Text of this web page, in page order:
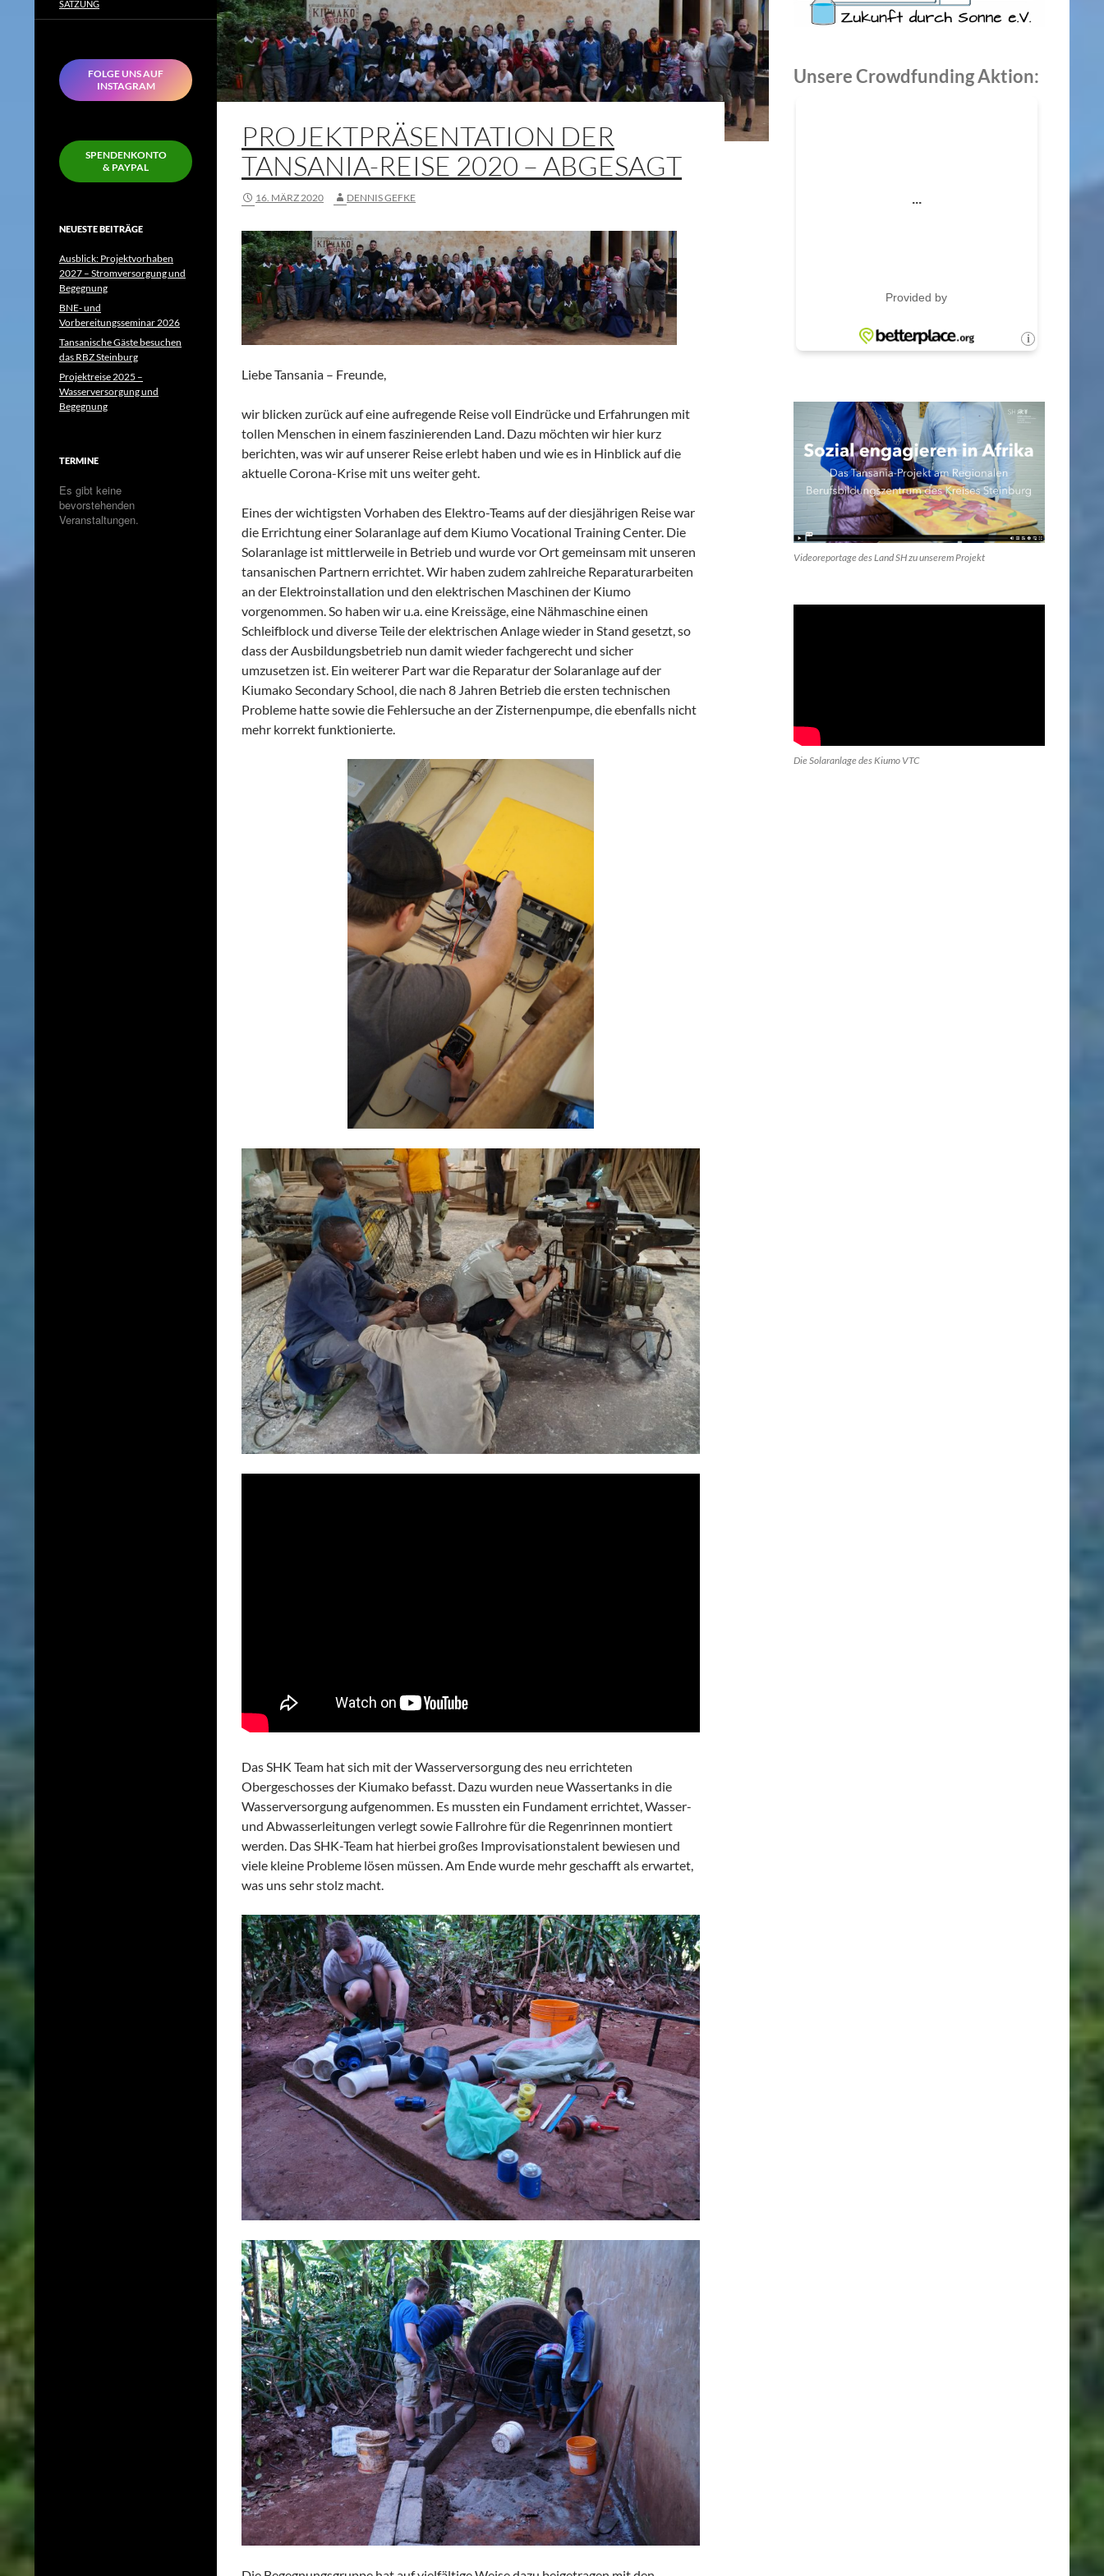
PROJEKTPRÄSENTATION DER
TANSANIA-REISE 2020 – ABGESAGT
16. MÄRZ 2020 DENNIS GEFKE
Liebe Tansania – Freunde,
wir blicken zurück auf eine aufregende Reise voll Eindrücke und Erfahrungen mit
tollen Menschen in einem faszinierenden Land. Dazu möchten wir hier kurz
berichten, was wir auf unserer Reise erlebt haben und wie es in Hinblick auf die
aktuelle Corona-Krise mit uns weiter geht.
Eines der wichtigsten Vorhaben des Elektro-Teams auf der diesjährigen Reise war
die Errichtung einer Solaranlage auf dem Kiumo Vocational Training Center. Die
Solaranlage ist mittlerweile in Betrieb und wurde vor Ort gemeinsam mit unseren
tansanischen Partnern errichtet. Wir haben zudem zahlreiche Reparaturarbeiten
an der Elektroinstallation und den elektrischen Maschinen der Kiumo
vorgenommen. So haben wir u.a. eine Kreissäge, eine Nähmaschine einen
Schleifblock und diverse Teile der elektrischen Anlage wieder in Stand gesetzt, so
dass der Ausbildungsbetrieb nun damit wieder fachgerecht und sicher
umzusetzen ist. Ein weiterer Part war die Reparatur der Solaranlage auf der
Kiumako Secondary School, die nach 8 Jahren Betrieb die ersten technischen
Probleme hatte sowie die Fehlersuche an der Zisternenpumpe, die ebenfalls nicht
mehr korrekt funktionierte.
Das SHK Team hat sich mit der Wasserversorgung des neu errichteten
Obergeschosses der Kiumako befasst. Dazu wurden neue Wassertanks in die
Wasserversorgung aufgenommen. Es mussten ein Fundament errichtet, Wasser-
und Abwasserleitungen verlegt sowie Fallrohre für die Regenrinnen montiert
werden. Das SHK-Team hat hierbei großes Improvisationstalent bewiesen und
viele kleine Probleme lösen müssen. Am Ende wurde mehr geschafft als erwartet,
was uns sehr stolz macht.
Unsere Crowdfunding Aktion:
Videoreportage des Land SH zu unserem Projekt
Die Solaranlage des Kiumo VTC
SATZUNG
FOLGE UNS AUF
INSTAGRAM
SPENDENKONTO
& PAYPAL
NEUESTE BEITRÄGE
Ausblick: Projektvorhaben
2027 – Stromversorgung und
Begegnung
BNE- und
Vorbereitungsseminar 2026
Tansanische Gäste besuchen
das RBZ Steinburg
Projektreise 2025 –
Wasserversorgung und
Begegnung
TERMINE
Es gibt keine
bevorstehenden
Veranstaltungen.